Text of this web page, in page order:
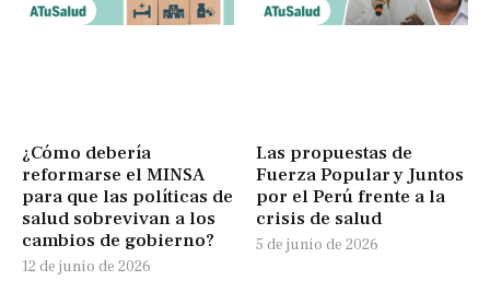
¿Cómo debería
reformarse el MINSA
para que las políticas de
salud sobrevivan a los
cambios de gobierno?
12 de junio de 2026
Las propuestas de
Fuerza Popular y Juntos
por el Perú frente a la
crisis de salud
5 de junio de 2026